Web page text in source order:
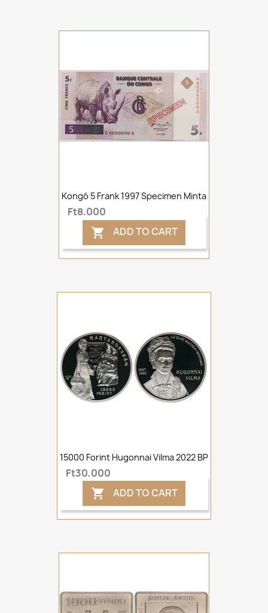
Kongó 5 Frank 1997 Specimen Minta
Ft8,000
 ADD TO CART
15000 Forint Hugonnai Vilma 2022 BP
Ft30,000
 ADD TO CART